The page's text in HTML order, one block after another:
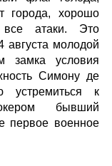
города, хорошо
атаки. Это
августа молодой
замка условия
Симону де
устремиться к
бывший
первое военное